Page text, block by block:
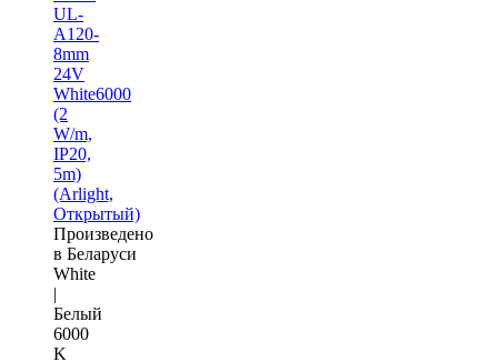
UL-
A120-
8mm
24V
White6000
(2
W/m,
IP20,
5m)
(Arlight,
Открытый)
Произведено
в Беларуси
White
|
Белый
6000
K